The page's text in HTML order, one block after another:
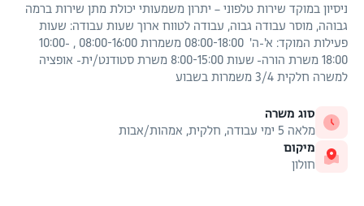
ניסיון במוקד שירות טלפוני – יתרון משמעותי יכולת מתן שירות ברמה
גבוהה, מוסר עבודה גבוה, עבודה לטווח ארוך שעות עבודה: שעות
פעילות המוקד: א'-ה' 08:00-18:00 משמרות 08:00-16:00 , 10:00-
18:00 משרת הורה- שעות 8:00-15:00 משרת סטודנט/ית- אופציה
למשרה חלקית 3/4 משמרות בשבוע
סוג משרה
מלאה 5 ימי עבודה, חלקית, אמהות/אבות
מיקום
חולון